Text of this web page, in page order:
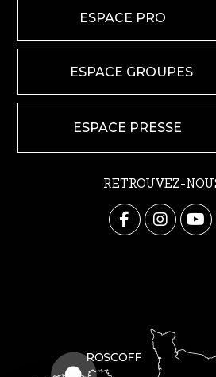
ESPACE PRO
ESPACE GROUPES
ESPACE PRESSE
RETROUVEZ-